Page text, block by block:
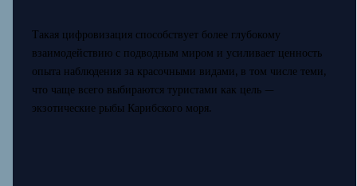
Такая цифровизация способствует более глубокому
взаимодействию с подводным миром и усиливает ценность
опыта наблюдения за красочными видами, в том числе теми,
что чаще всего выбираются туристами как цель —
экзотические рыбы Карибского моря.